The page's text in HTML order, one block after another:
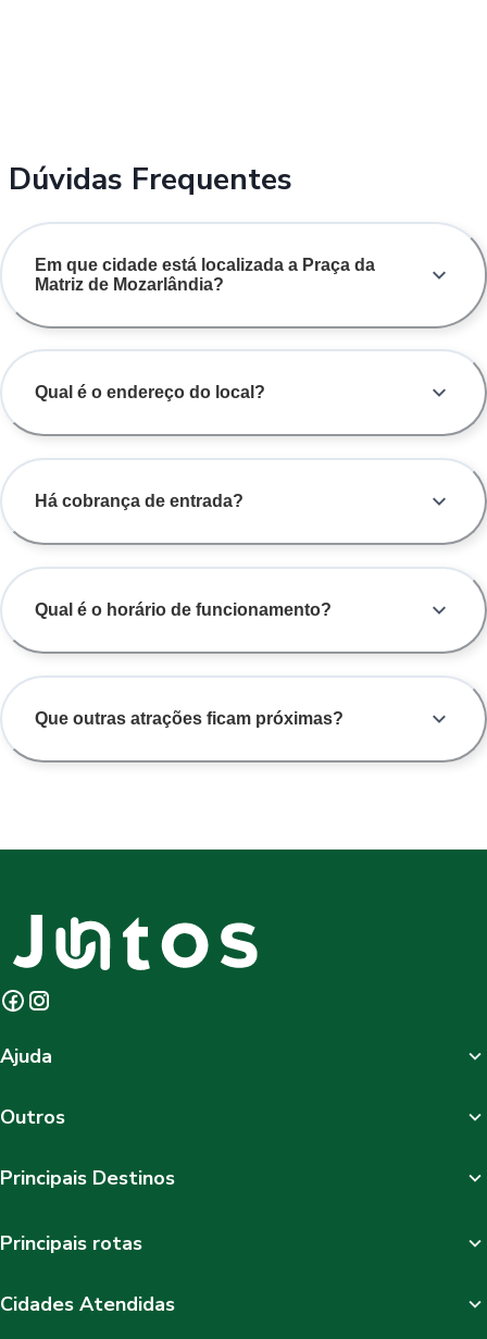
Dúvidas Frequentes
Em que cidade está localizada a Praça da
Matriz de Mozarlândia?
Qual é o endereço do local?
Há cobrança de entrada?
Qual é o horário de funcionamento?
Que outras atrações ficam próximas?
Ajuda
Outros
Principais Destinos
Principais rotas
Cidades Atendidas